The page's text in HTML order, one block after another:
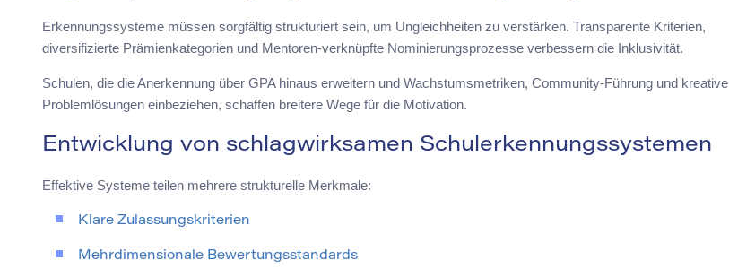
Erkennungssysteme müssen sorgfältig strukturiert sein, um Ungleichheiten zu verstärken. Transparente Kriterien,
diversifizierte Prämienkategorien und Mentoren-verknüpfte Nominierungsprozesse verbessern die Inklusivität.
Schulen, die die Anerkennung über GPA hinaus erweitern und Wachstumsmetriken, Community-Führung und kreative
Problemlösungen einbeziehen, schaffen breitere Wege für die Motivation.
Entwicklung von schlagwirksamen Schulerkennungssystemen
Effektive Systeme teilen mehrere strukturelle Merkmale:
Klare Zulassungskriterien
Mehrdimensionale Bewertungsstandards